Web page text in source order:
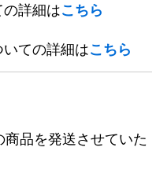
詳細はこちら
ての詳細はこちら
品を発送させていた